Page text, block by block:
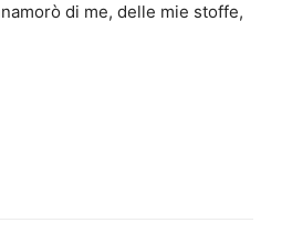
di me, delle mie stoffe,